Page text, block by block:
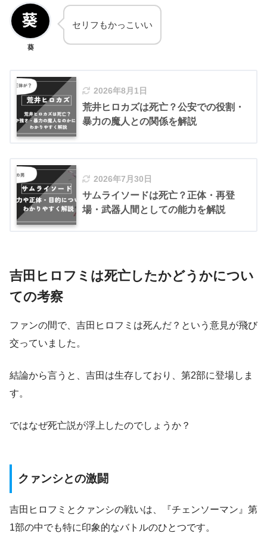
葵
セリフもかっこいい
2026年8月1日
荒井ヒロカズは死亡？公安での役割・
暴力の魔人との関係を解説
2026年7月30日
サムライソードは死亡？正体・再登
場・武器人間としての能力を解説
吉田ヒロフミは死亡したかどうかについ
ての考察
ファンの間で、吉田ヒロフミは死んだ？という意見が飛び
交っていました。
結論から言うと、吉田は生存しており、第2部に登場しま
す。
ではなぜ死亡説が浮上したのでしょうか？
クァンシとの激闘
吉田ヒロフミとクァンシの戦いは、『チェンソーマン』第
1部の中でも特に印象的なバトルのひとつです。